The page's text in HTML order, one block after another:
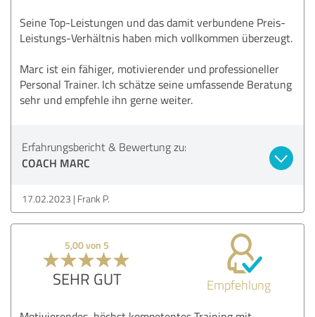
Seine Top-Leistungen und das damit verbundene Preis-
Leistungs-Verhältnis haben mich vollkommen überzeugt.
Marc ist ein fähiger, motivierender und professioneller
Personal Trainer. Ich schätze seine umfassende Beratung
sehr und empfehle ihn gerne weiter.
Erfahrungsbericht & Bewertung zu:
COACH MARC
17.02.2023 Frank P.
5,00 von 5
SEHR GUT Empfehlung